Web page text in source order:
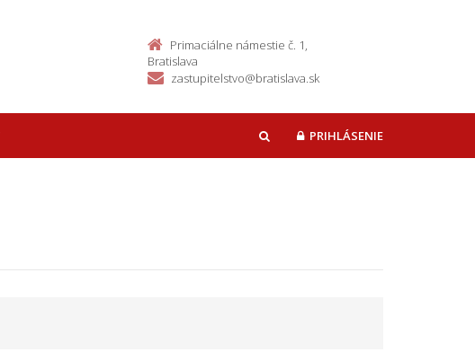
Primaciálne námestie č. 1,
Bratislava
zastupitelstvo@bratislava.sk
HĽADAŤPRIHLÁSENIE